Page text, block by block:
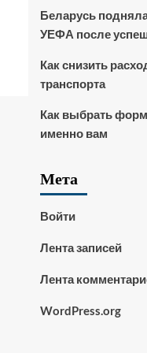
Беларусь
УЕФА после
Как снизить
транспорта
Как выбрать
именно вам
Мета
Войти
Лента записей
Лента
WordPress.org